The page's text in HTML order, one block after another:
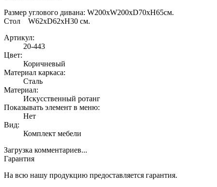
Размер углового дивана: W200хW200xD70хH65см.
Стол W62xD62хH30 см.
Артикул:
20-443
Цвет:
Коричневый
Материал каркаса:
Сталь
Материал:
Искусственный ротанг
Показывать элемент в меню:
Нет
Вид:
Комплект мебели
Загрузка комментариев...
Гарантия
На всю нашу продукцию предоставляется гарантия.